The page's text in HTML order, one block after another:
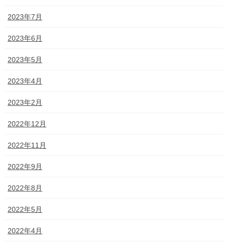
2023年7月
2023年6月
2023年5月
2023年4月
2023年2月
2022年12月
2022年11月
2022年9月
2022年8月
2022年5月
2022年4月